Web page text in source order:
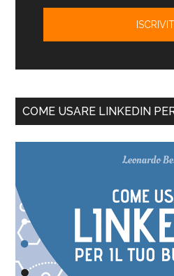
COME USARE LINKEDIN